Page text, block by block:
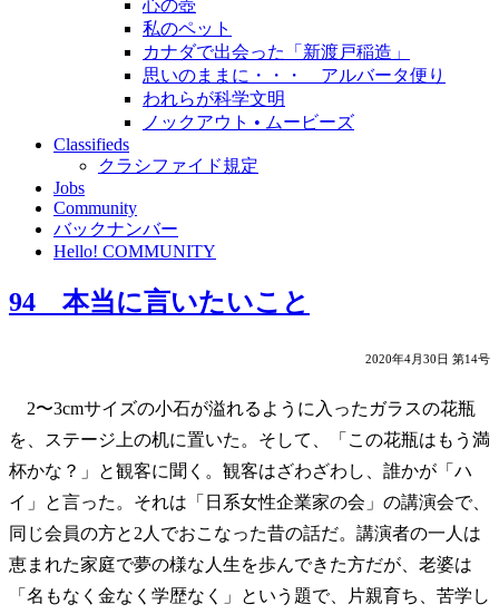
心の壺
私のペット
カナダで出会った「新渡戸稲造」
思いのままに・・・ アルバータ便り
われらが科学文明
ノックアウト • ムービーズ
Classifieds
クラシファイド規定
Jobs
Community
バックナンバー
Hello! COMMUNITY
94 本当に言いたいこと
2020年4月30日 第14号
2〜3cmサイズの小石が溢れるように入ったガラスの花瓶
を、ステージ上の机に置いた。そして、「この花瓶はもう満
杯かな？」と観客に聞く。観客はざわざわし、誰かが「ハ
イ」と言った。それは「日系女性企業家の会」の講演会で、
同じ会員の方と2人でおこなった昔の話だ。講演者の一人は
恵まれた家庭で夢の様な人生を歩んできた方だが、老婆は
「名もなく金なく学歴なく」という題で、片親育ち、苦学し